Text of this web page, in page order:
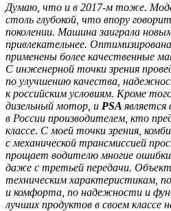
Думаю, что и в 2017-м тоже.
столь глубокой, что впору
поколении. Машина заиграла
привлекательнее.
применены более качественные
С инженерной точки зрения
по улучшению качества,
к российским условиям. Кроме
дизельный мотор, и PSA
в России производителем, кто
классе. С моей точки зрения,
с механической трансмиссией
прощает водителю многие
даже с третьей передачи.
техническим характеристикам,
и комфорта, по надежности и
лучших продуктов в своем классе